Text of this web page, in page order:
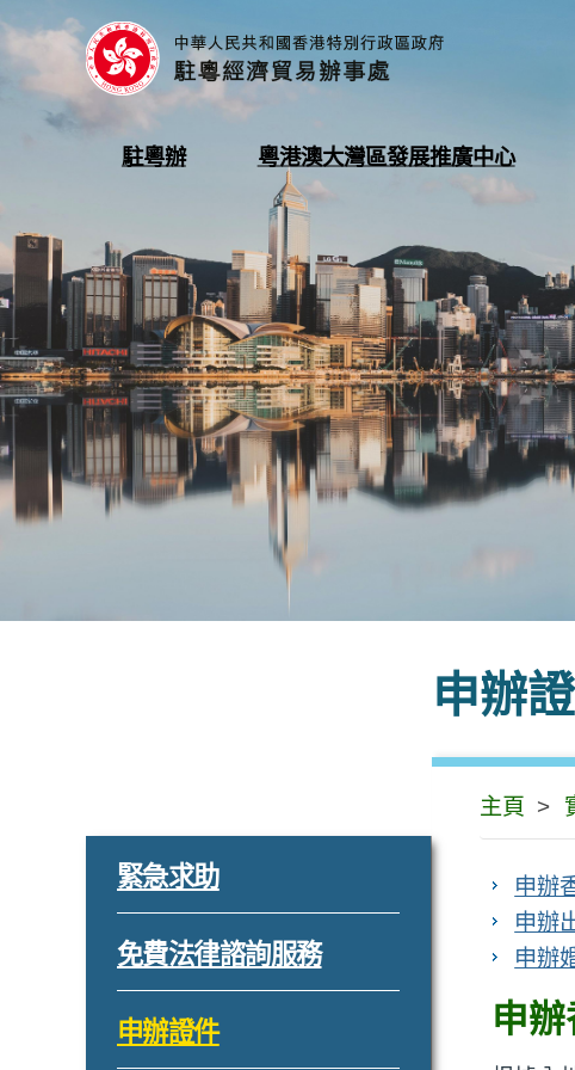
香
港
特
行
政
府
駐
粵
經
濟
貿
易
辦
事
打
駐粵辦
打
粵港澳大灣區發展推廣中心
打
開
0
緊急求助
打
開
1
免費法律諮詢服務
打
申辦證件
申辦
主頁 >
申辦
申辦
申辦
申